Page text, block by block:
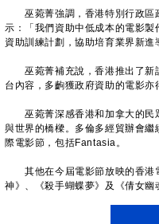
巫菀菁強調，香港特別行政區
示：「我們資助中低成本的電影製
資助訓練計劃，協助培育業界新進
巫菀菁補充說，香港推出了新
台內容，多齣獲政府資助的電影亦
巫菀菁深感香港和加拿大的民
與世界的橋樑。多倫多經貿辦會
際電影節，包括Fantasia。
其他在今屆電影節放映的香港
神》、《殺手蝴蝶夢》及《倩女幽